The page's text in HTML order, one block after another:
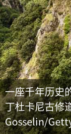
一座千年历史
丁杜卡尼古修
Gosselin/